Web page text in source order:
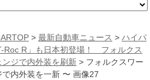
> 最新自動車ニュース > ハイパ
Roc R」も日本初登場！ フォルクス
ジで内外装を刷新 > フォルクスワー
内外装を一新 〜 画像27